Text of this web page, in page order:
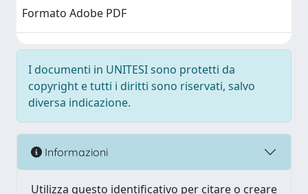
Formato Adobe PDF
I documenti in UNITESI sono protetti da
copyright e tutti i diritti sono riservati, salvo
diversa indicazione.
Informazioni
Utilizza questo identificativo per citare o creare